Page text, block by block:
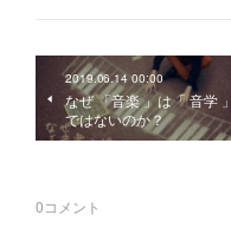
2019.06.14 00:00
なぜ 「音楽 」は「 音学 」
ではないのか？
0コメント